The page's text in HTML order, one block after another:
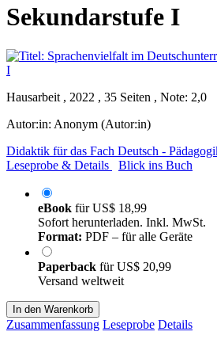
Sekundarstufe I
Hausarbeit , 2022 , 35 Seiten , Note: 2,0
Autor:in: Anonym (Autor:in)
Didaktik für das Fach Deutsch -
Leseprobe & Details
Blick ins Buch
eBook fürUS$ 18,99
Sofort herunterladen. Inkl. MwSt.
Format: PDF – für alle Geräte
Paperback fürUS$ 20,99
Versand weltweit
In den Warenkorb
Zusammenfassung Leseprobe Details